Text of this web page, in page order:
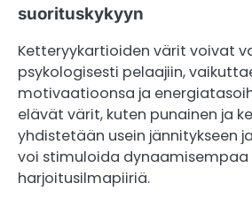
suorituskykyyn
Ketteryykartioiden värit voivat
psykologisesti pelaajiin,
motivaatioonsa ja
elävät värit, kuten punainen ja
yhdistetään usein jännitykseen
voi stimuloida dynaamisempaa
harjoitusilmapiiriä.